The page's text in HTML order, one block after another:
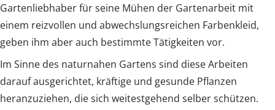
Gartenliebhaber für seine Mühen der Gartenarbeit mit
einem reizvollen und abwechslungsreichen Farbenkleid,
geben ihm aber auch bestimmte Tätigkeiten vor.
Im Sinne des naturnahen Gartens sind diese Arbeiten
darauf ausgerichtet, kräftige und gesunde Pflanzen
heranzuziehen, die sich weitestgehend selber schützen.